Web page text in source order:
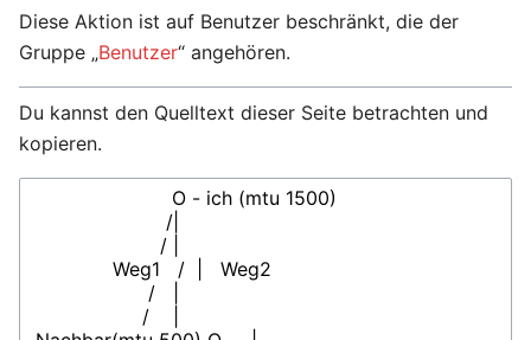
Diese Aktion ist auf Benutzer beschränkt, die der
Gruppe „Benutzer“ angehören.
Du kannst den Quelltext dieser Seite betrachten und
kopieren.